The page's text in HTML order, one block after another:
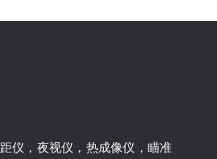
仪，夜视仪，热成像仪，瞄准